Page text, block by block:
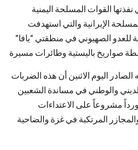
نفذتها القوات المسلحة اليمنية
الإيرانية والتي استهدفت
للعدو الصهيوني في منطقتي “يافا”
صواريخ باليستية وطائرات مسيرة
اليوم الاثنين أن هذه الضربات
والوطني في مساندة الشعبين
مشروعاً على الاعتداءات
المرتكبة في غزة والضاحية